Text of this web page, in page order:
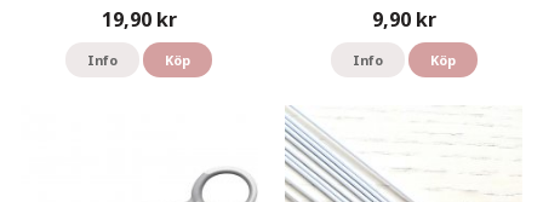
19,90 kr
Info Köp
9,90 kr
Info Köp